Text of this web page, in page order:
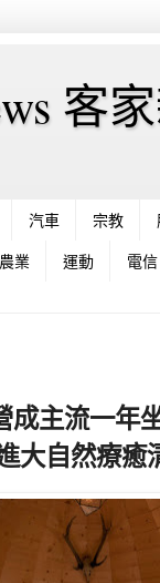
客
汽車 宗教
農業 運動 電信
成主流一年
大自然療癒